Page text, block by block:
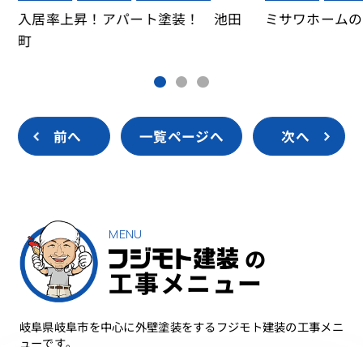
ート塗装！ 池田 ミサワホームの塗り替え！ 大垣市
前へ 一覧ページへ 次へ
MENU
の
工事メニュー
岐阜県岐阜市を中心に外壁塗装をするフジモト建装の工事メニ
ューです。